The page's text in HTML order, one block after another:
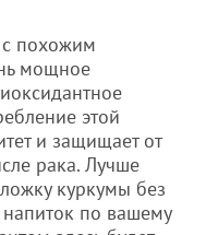
с похожим
мощное
этой
и защищает от
рака. Лучше
куркумы без
по вашему